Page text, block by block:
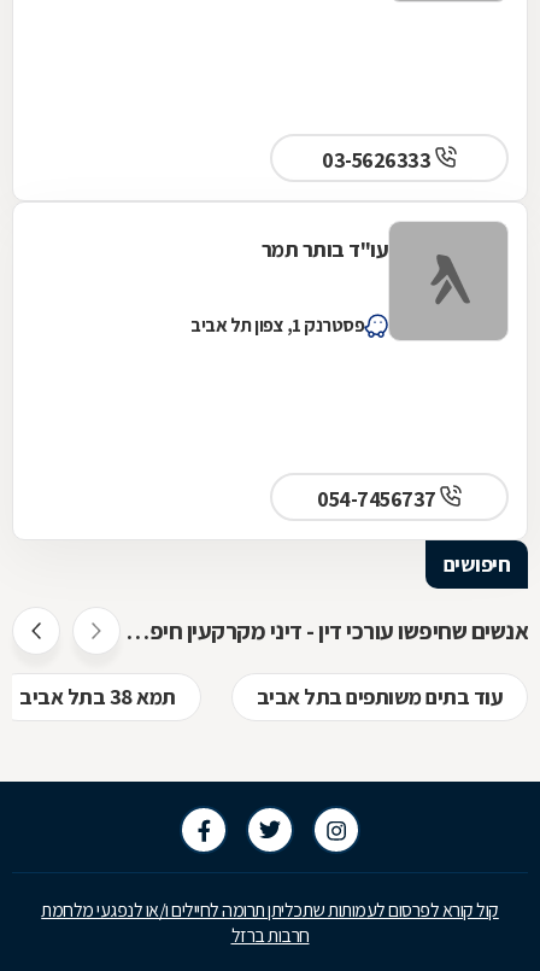
עו"ד בותר תמר
פסטרנק 1, צפון תל אביב
חיפושים
אנשים שחיפשו עורכי דין - דיני מקרקעין חיפשו גם
עוד בתים משותפים בתל אביב תמא 38 בתל אביב
קול קורא לפרסום לעמותות שתכליתן תרומה לחיילים ו/או לנפגעי מלחמת
חרבות ברזל